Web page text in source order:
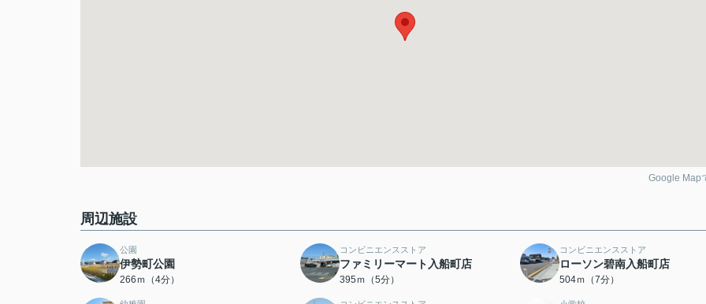
Google Map
周辺施設
公園
伊勢町公園
266ｍ（4分）
コンビニエンスストア
ファミリーマート入船町店
395ｍ（5分）
コンビニエンスストア
ローソン碧南入船町店
504ｍ（7分）